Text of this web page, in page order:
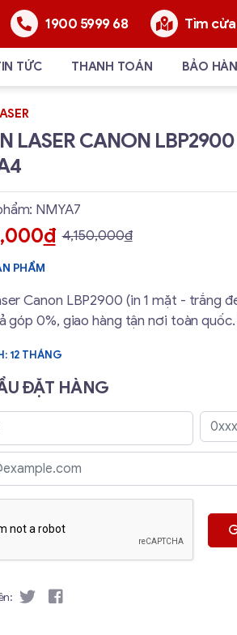
1900 5999 68 Tìm
TỨC THANH TOÁN BẢO
LASER CANON
NMYA7
đ 4,150,000đ
PHẨM
Canon LBP2900 (in 1 mặt - trắng
góp 0%, giao hàng tận nơi toàn quốc.
12 THÁNG
ĐẶT HÀNG